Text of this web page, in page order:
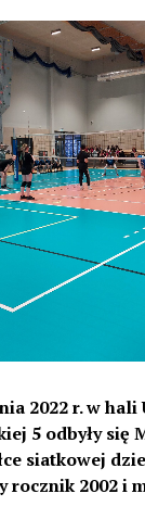
2022 r. w
5 odbyły się
siatkowej
rocznik 2002 i